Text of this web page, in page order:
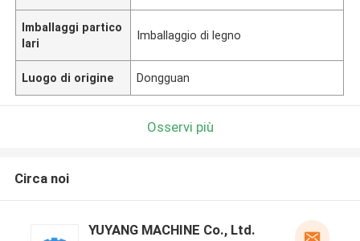
Imballaggi partico
lari
Imballaggio di legno
Luogo di origine Dongguan
Osservi più
Circa noi
YUYANG MACHINE Co., Ltd.